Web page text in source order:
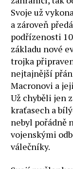
Svoje už
a zároveň
podřízenosti
základu nové
trojka
nejtajnější
Macronovi a
Už chyběli jen
kraťasech a
nebyl pořádně
vojenskými
válečníky.